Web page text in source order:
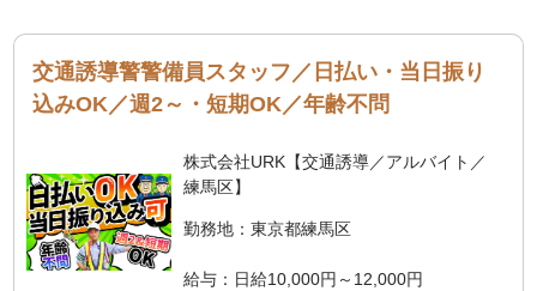
交通誘導警警備員スタッフ／日払い・当日振り
込みOK／週2～・短期OK／年齢不問
株式会社URK【交通誘導／アルバイト／
練馬区】
勤務地：東京都練馬区
給与：日給10,000円～12,000円